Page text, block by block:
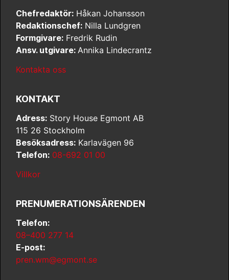
Chefredaktör: Håkan Johansson
Redaktionschef: Nilla Lundgren
Formgivare: Fredrik Rudin
Ansv. utgivare: Annika Lindecrantz
Kontakta oss
KONTAKT
Adress: Story House Egmont AB
115 26 Stockholm
Besöksadress: Karlavägen 96
Telefon: 08-692 01 00
Villkor
PRENUMERATIONSÄRENDEN
Telefon:
08–400 277 14
E-post:
pren.wm@egmont.se